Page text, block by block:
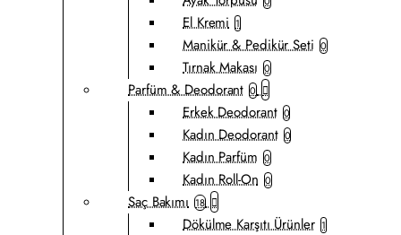
El Kremi 1
Manikür & Pedikür Seti 0
Tırnak Makası 0
Parfüm & Deodorant 0
Erkek Deodorant 0
Kadın Deodorant 0
Kadın Parfüm 0
Kadın Roll-On 0
Saç Bakımı 18
Dökülme Karşıtı Ürünler 1